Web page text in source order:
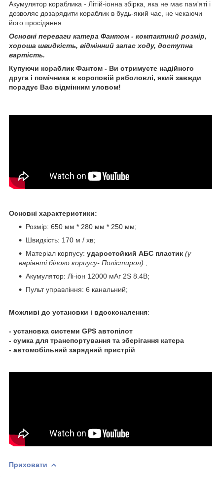
Акумулятор кораблика - Літій-іонна збірка, яка не має пам'яті і
дозволяє дозарядити кораблик в будь-який час, не чекаючи
його просідання.
Основні переваги катера Фантом - компактний розмір,
хороша швидкість, відмінний запас ходу, доступна
вартість.
Купуючи кораблик Фантом - Ви отримуєте надійного
друга і помічника в короповій риболовлі, який завжди
порадує Вас відмінним уловом!
Основні характеристики:
Розмір: 650 мм * 280 мм * 250 мм;
Швидкість: 170 м / хв;
Матеріал корпусу: ударостойкий АБС пластик (у
варіанті білого корпусу- Полістирол) .;
Акумулятор: Лі-іон 12000 мАг 2S 8.4В;
Пульт управління: 6 канальний;
Можливі до установки і вдосконалення:
- установка системи GPS автопілот
- сумка для транспортування та зберігання катера
- автомобільний зарядний пристрій
Приховати